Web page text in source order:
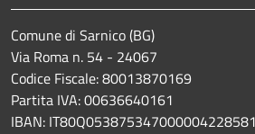
Comune di Sarnico (BG)
Via Roma n. 54 - 24067
Codice Fiscale: 80013870169
Partita IVA: 00636640161
IBAN: